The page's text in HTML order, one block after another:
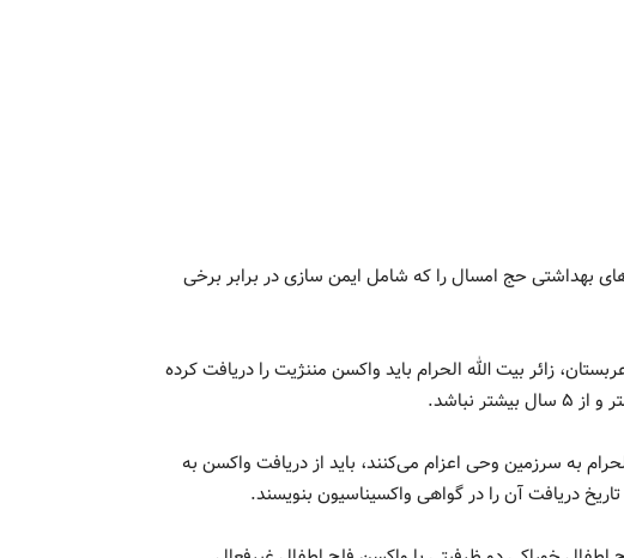
بهداشتی حج امسال را که شامل ایمن‌ سازی در برابر برخی
زائر بیت الله الحرام باید واکسن مننژیت را دریافت کرده
به سرزمین وحی اعزام می‌کنند، باید از دریافت واکسن به
دریافت آن را در گواهی واکسیناسیون بنویسند.